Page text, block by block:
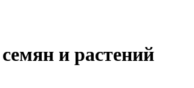
и растений